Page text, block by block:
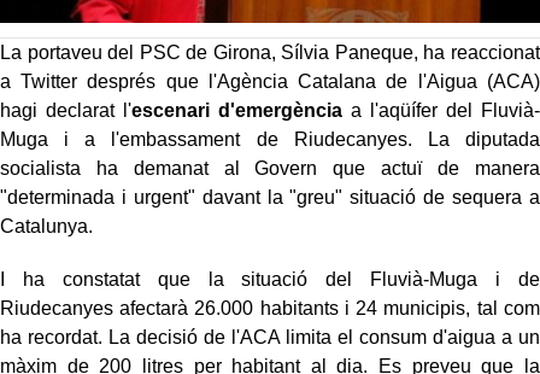
La portaveu del PSC de Girona, Sílvia Paneque, ha reaccionat
a Twitter després que l'Agència Catalana de l'Aigua (ACA)
hagi declarat l'escenari d'emergènciaa l'aqüífer del Fluvià-
Muga i a l'embassament de Riudecanyes. La diputada
socialista ha demanat al Govern que actuï de manera
"determinada i urgent" davant la "greu" situació de sequera a
Catalunya.
I ha constatat que la situació del Fluvià-Muga i de
Riudecanyes afectarà 26.000 habitants i 24 municipis, tal com
ha recordat. La decisió de l'ACA limita el consum d'aigua a un
màxim de 200 litres per habitant al dia. Es preveu que la